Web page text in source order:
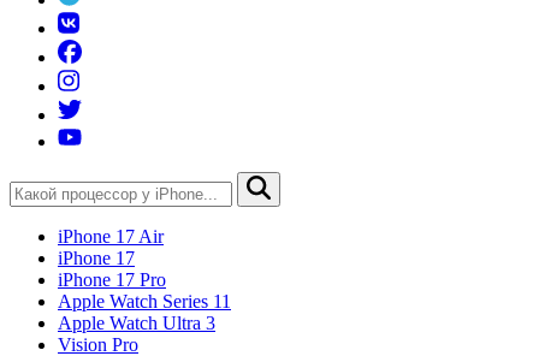
iPhone 17 Air
iPhone 17
iPhone 17 Pro
Apple Watch Series 11
Apple Watch Ultra 3
Vision Pro